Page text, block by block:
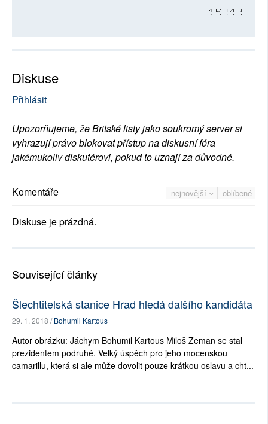
15940
Diskuse
Přihlásit
Upozorňujeme, že Britské listy jako soukromý server si
vyhrazují právo blokovat přístup na diskusní fóra
jakémukoliv diskutérovi, pokud to uznají za důvodné.
nejnovější oblíbené
Komentáře
Diskuse je prázdná.
Související články
Šlechtitelská stanice Hrad hledá dalšího kandidáta
29. 1. 2018 /Bohumil Kartous
Autor obrázku: Jáchym Bohumil Kartous Miloš Zeman se stal
prezidentem podruhé. Velký úspěch pro jeho mocenskou
camarillu, která si ale může dovolit pouze krátkou oslavu a cht...